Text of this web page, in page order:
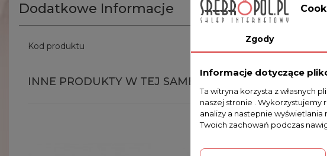
Dodatkowe Informacje
Kod produktu Ł13/0 50cm ŁAN22
INNE PRODUKTY W TEJ SAMEJ KATEGORII
Zgody
Informacje dotyczące
Ta witryna korzysta z własnych
naszej stronie . Wykorzystujemy
analizy a nastepnie
Twoich zachowań podczas